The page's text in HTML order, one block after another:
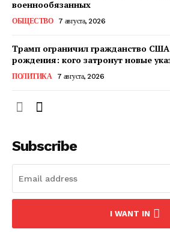
военнообязанных
ОБЩЕСТВО 7 августа, 2026
Трамп ограничил гражданство
рождения: кого затронут новые
ПОЛИТИКА 7 августа, 2026
Subscribe
I WANT IN